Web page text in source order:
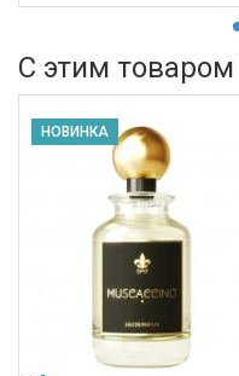
С этим
НОВИНКА